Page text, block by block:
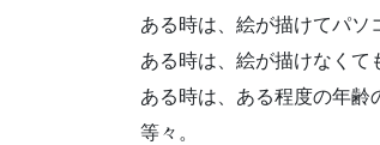
ある時は、絵が描けてパソ
ある時は、絵が描けなくて
ある時は、ある程度の年齢
等々。